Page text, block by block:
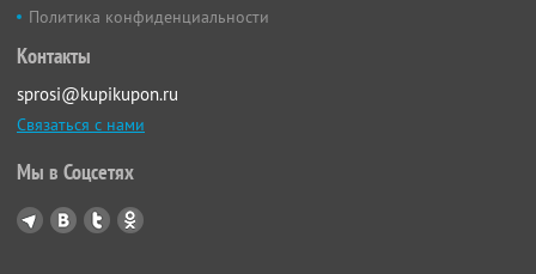
Политика конфиденциальности
Контакты
sprosi@kupikupon.ru
Связаться с нами
Мы в Соцсетях